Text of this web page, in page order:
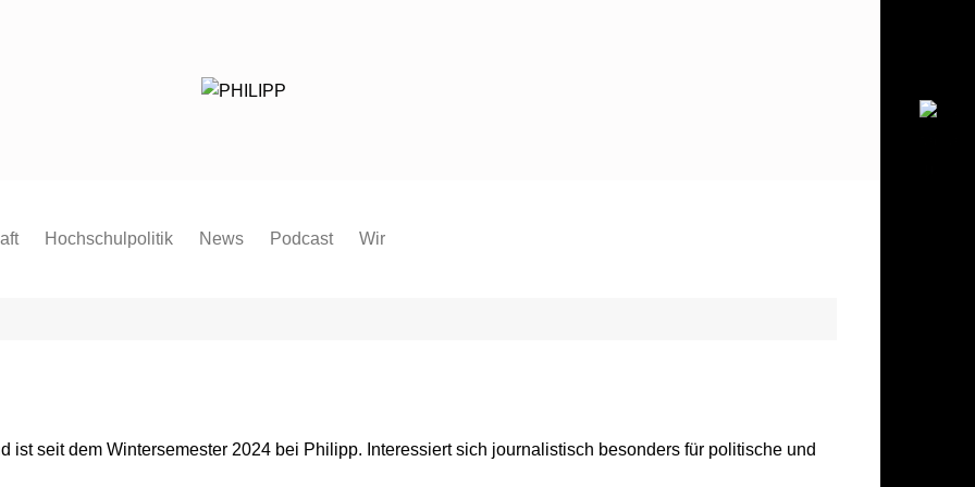
Hochschulpolitik News Podcast Wir
ist seit dem Wintersemester 2024 bei Philipp. Interessiert sich journalistisch besonders für politische und